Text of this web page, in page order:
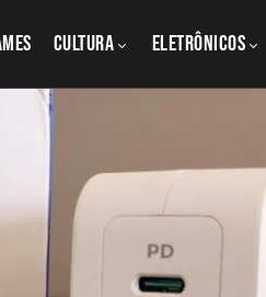
CULTURA Eletrônicos